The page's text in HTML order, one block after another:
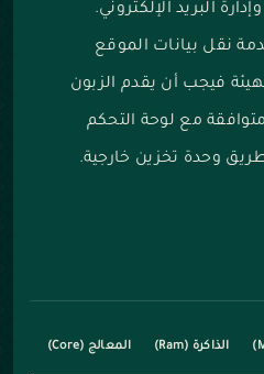
البريد الإلكتروني.
نقل بيانات الموقع
فيجب أن يقدم الزبون
مع لوحة التحكم
وحدة تخزين خارجية.
الذاكرة (Ram) المعالج (Core)